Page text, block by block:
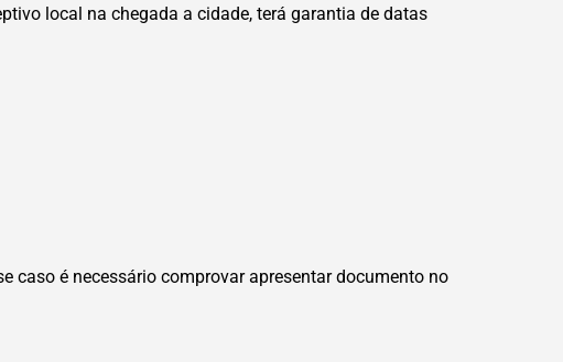
local na chegada a cidade, terá garantia de datas
caso é necessário comprovar apresentar documento no